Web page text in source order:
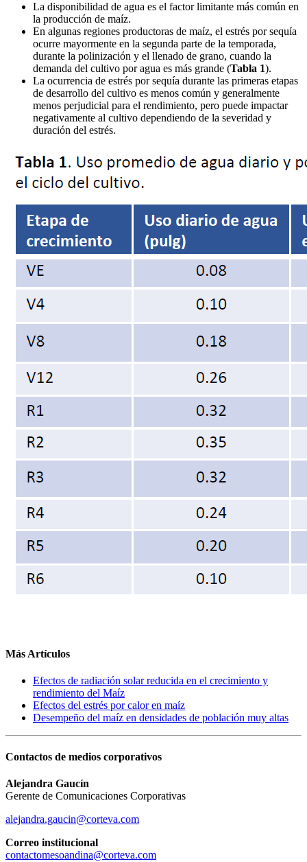
La disponibilidad de agua es el factor limitante más común en
la producción de maíz.
En algunas regiones productoras de maíz, el estrés por sequía
ocurre mayormente en la segunda parte de la temporada,
durante la polinización y el llenado de grano, cuando la
demanda del cultivo por agua es más grande (Tabla 1).
La ocurrencia de estrés por sequía durante las primeras etapas
de desarrollo del cultivo es menos común y generalmente
menos perjudicial para el rendimiento, pero puede impactar
negativamente al cultivo dependiendo de la severidad y
duración del estrés.
Más Artículos
Efectos de radiación solar reducida en el crecimiento y
rendimiento del Maíz
Efectos del estrés por calor en maíz
Desempeño del maíz en densidades de población muy altas
Contactos de medios corporativos
Alejandra Gaucín
Gerente de Comunicaciones Corporativas
alejandra.gaucin@corteva.com
Correo institucional
contactomesoandina@corteva.com